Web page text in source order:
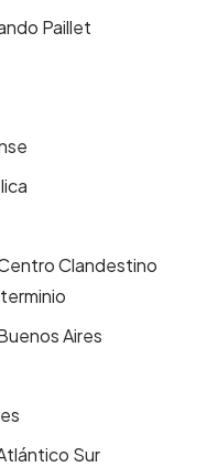
Paillet
Clandestino
Aires
Sur